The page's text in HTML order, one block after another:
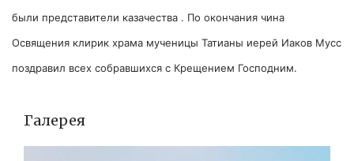
были представители казачества . По окончания чина
Освящения клирик храма мученицы Татианы иерей Иаков Мусс
поздравил всех собравшихся с Крещением Господним.
Галерея